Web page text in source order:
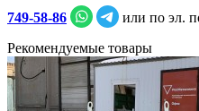
749‑58‑86
или по эл.
Рекомендуемые товары